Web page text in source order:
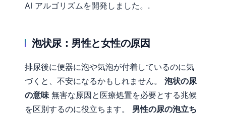
AI アルゴリズムを開発しました。.
泡状尿：男性と女性の原因
排尿後に便器に泡や気泡が付着しているのに気
づくと、不安になるかもしれません。 泡状の尿
の意味無害な原因と医療処置を必要とする兆候
を区別するのに役立ちます。 男性の尿の泡立ち
অসমীয়া
Galego
Latviešu valoda
Македонски јазик
Euskara
Occitan